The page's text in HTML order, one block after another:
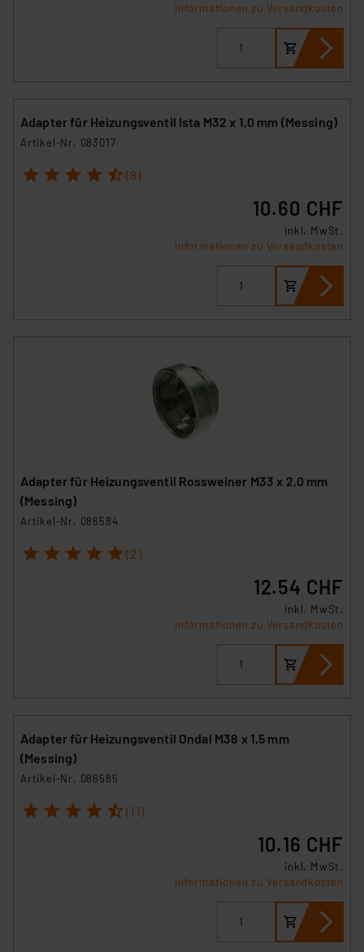
Informationen zu Versandkosten
Adapter für Heizungsventil Ista M32 x 1,0 mm (Messing)
Artikel-Nr. 083017
1 2 3 4 5 (8)
10.60 CHF
inkl. MwSt.
Informationen zu Versandkosten
Adapter für Heizungsventil Rossweiner M33 x 2,0 mm
(Messing)
Artikel-Nr. 086584
1 2 3 4 5 (2)
12.54 CHF
inkl. MwSt.
Informationen zu Versandkosten
Adapter für Heizungsventil Ondal M38 x 1,5 mm
(Messing)
Artikel-Nr. 086585
1 2 3 4 5 (11)
10.16 CHF
inkl. MwSt.
Informationen zu Versandkosten